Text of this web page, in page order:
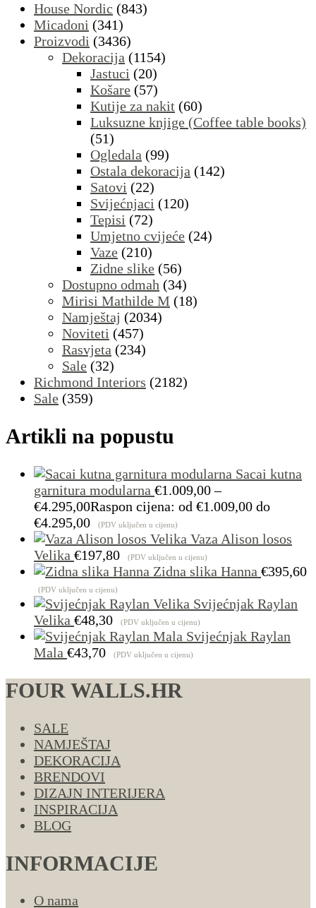
House Nordic (843)
Micadoni (341)
Proizvodi (3436)
Dekoracija (1154)
Jastuci (20)
Košare (57)
Kutije za nakit (60)
Luksuzne knjige (Coffee table books)
(51)
Ogledala (99)
Ostala dekoracija (142)
Satovi (22)
Svijećnjaci (120)
Tepisi (72)
Umjetno cvijeće (24)
Vaze (210)
Zidne slike (56)
Dostupno odmah (34)
Mirisi Mathilde M (18)
Namještaj (2034)
Noviteti (457)
Rasvjeta (234)
Sale (32)
Richmond Interiors (2182)
Sale (359)
Artikli na popustu
Sacai kutna
garnitura modularna €1.009,00 –
€4.295,00Raspon cijena: od €1.009,00 do
€4.295,00
(PDV uključen u cijenu)
Vaza Alison losos
Velika €197,80 (PDV uključen u cijenu)
Zidna slika Hanna €395,60
(PDV uključen u cijenu)
Svijećnjak Raylan
Velika €48,30 (PDV uključen u cijenu)
Svijećnjak Raylan
Mala €43,70 (PDV uključen u cijenu)
FOUR WALLS.HR
SALE
NAMJEŠTAJ
DEKORACIJA
BRENDOVI
DIZAJN INTERIJERA
INSPIRACIJA
BLOG
INFORMACIJE
O nama